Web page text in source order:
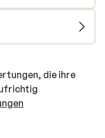
die ihre